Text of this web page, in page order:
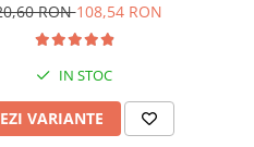
RON108,54 RON
IN STOC
VARIANTE